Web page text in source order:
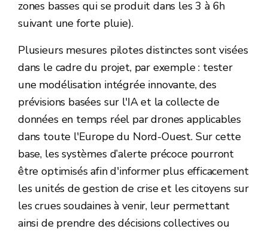
zones basses qui se produit dans les 3 à 6h
suivant une forte pluie).
Plusieurs mesures pilotes distinctes sont visées
dans le cadre du projet, par exemple : tester
une modélisation intégrée innovante, des
prévisions basées sur l'IA et la collecte de
données en temps réel par drones applicables
dans toute l'Europe du Nord-Ouest. Sur cette
base, les systèmes d’alerte précoce pourront
être optimisés afin d'informer plus efficacement
les unités de gestion de crise et les citoyens sur
les crues soudaines à venir, leur permettant
ainsi de prendre des décisions collectives ou